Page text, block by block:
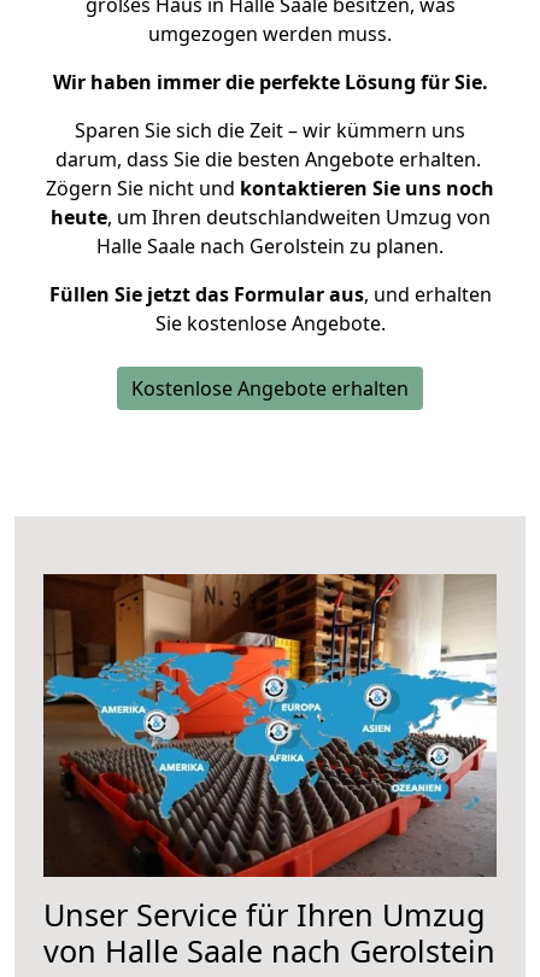
umgezogen werden muss.
Wir haben immer die perfekte Lösung für Sie.
Sparen Sie sich die Zeit – wir kümmern uns
darum, dass Sie die besten Angebote erhalten.
Zögern Sie nicht und kontaktieren Sie uns noch
heute, um Ihren deutschlandweiten Umzug von
Halle Saale nach Gerolstein zu planen.
Füllen Sie jetzt das Formular aus, und erhalten
Sie kostenlose Angebote.
Kostenlose Angebote erhalten
Unser Service für Ihren Umzug
von Halle Saale nach Gerolstein